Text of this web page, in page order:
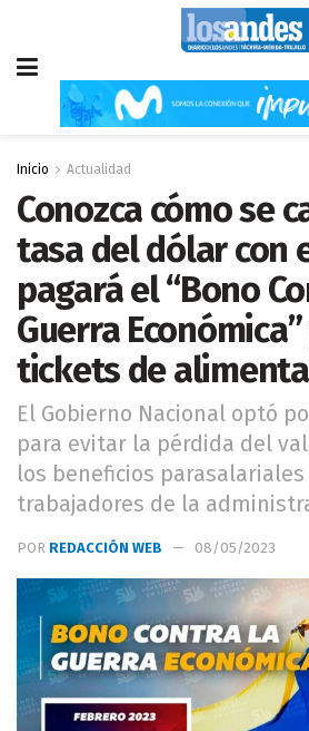
Inicio Actualidad
Conozca cómo se
tasa del dólar con
pagará el “Bono
Guerra
tickets de
El Gobierno Nacional optó
para evitar la pérdida del
los beneficios
trabajadores de la
POR REDACCIÓN WEB 08/05/2023